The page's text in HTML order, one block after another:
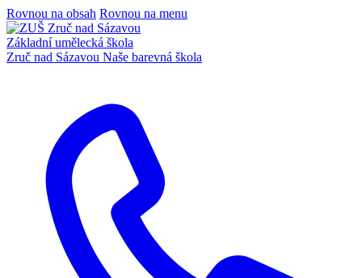
Rovnou na obsah Rovnou na menu
Základní umělecká škola
Zruč nad Sázavou Naše barevná škola